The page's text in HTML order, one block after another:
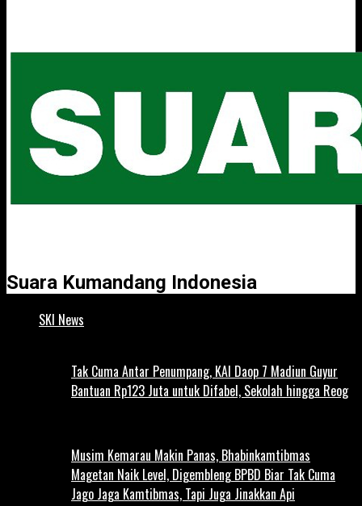
Suara Kumandang Indonesia
SKI News
Tak Cuma Antar Penumpang, KAI Daop 7 Madiun Guyur
Bantuan Rp123 Juta untuk Difabel, Sekolah hingga Reog
Musim Kemarau Makin Panas, Bhabinkamtibmas
Magetan Naik Level, Digembleng BPBD Biar Tak Cuma
Jago Jaga Kamtibmas, Tapi Juga Jinakkan Api